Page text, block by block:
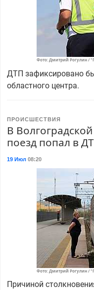
Фото: Дмитрий Рогулин /
ДТП зафиксировано
областного центра.
ПРОИСШЕСТВИЯ
В
поезд попал в
19 Июл08:20
Фото: Дмитрий Рогулин /
Причиной